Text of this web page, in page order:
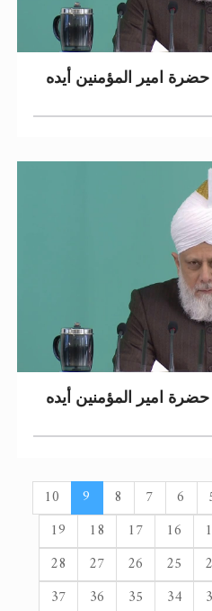
امير المؤمنين أيده
امير المؤمنين أيده
6
7
8
9
10
16
17
18
19
25
26
27
28
34
35
36
37